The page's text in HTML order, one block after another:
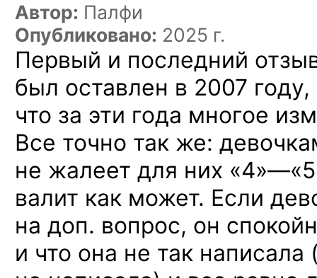
Автор: Палфи
Опубликовано: 2025 г.
Первый и последний
был оставлен в 2007
что за эти года многое
Все точно так же:
не жалеет для них
валит как может. Если
на доп. вопрос, он
и что она не так